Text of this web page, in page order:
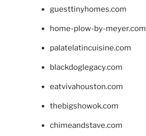
guesttinyhomes.com
home-plow-by-meyer.com
palatelatincuisine.com
blackdoglegacy.com
eatvivahouston.com
thebigshowok.com
chimeandstave.com